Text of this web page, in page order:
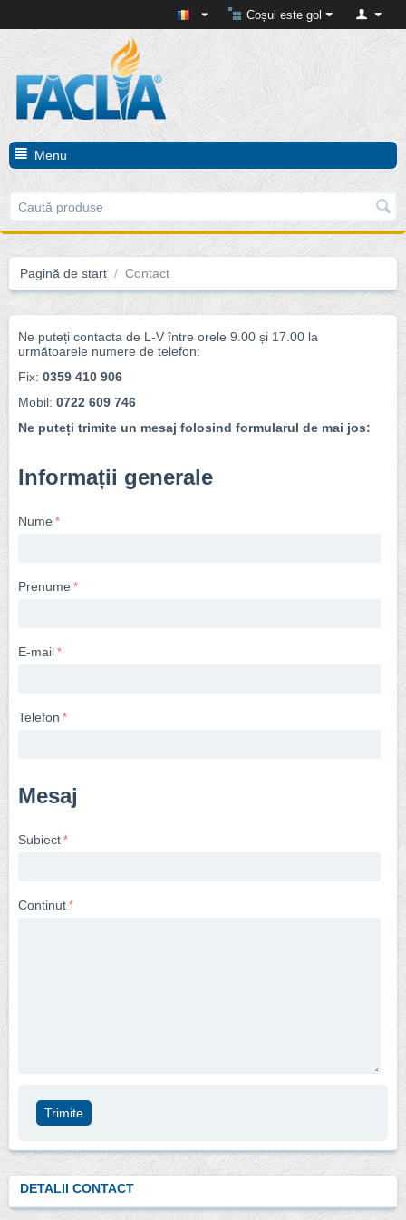
Coșul este gol
Menu
Pagină de start / Contact
Ne puteți contacta de L-V între orele 9.00 și 17.00 la
următoarele numere de telefon:
Fix: 0359 410 906
Mobil: 0722 609 746
Ne puteți trimite un mesaj folosind formularul de mai jos:
Informații generale
Nume
Prenume
E-mail
Telefon
Mesaj
Subiect
Continut
Trimite
DETALII CONTACT